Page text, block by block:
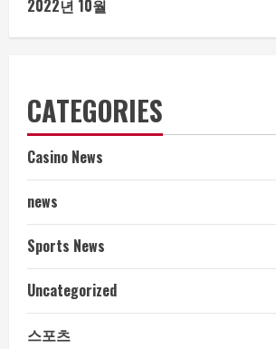
2022년 10월
CATEGORIES
Casino News
news
Sports News
Uncategorized
스포츠